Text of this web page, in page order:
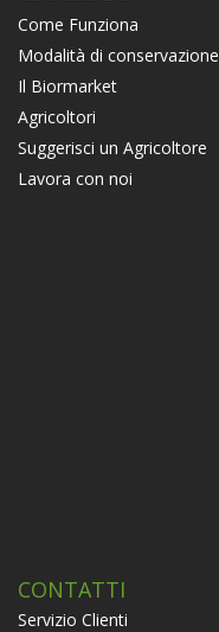
Come Funziona
Modalità di conservazione
Il Biormarket
Agricoltori
Suggerisci un Agricoltore
Lavora con noi
CONTATTI
Servizio Clienti